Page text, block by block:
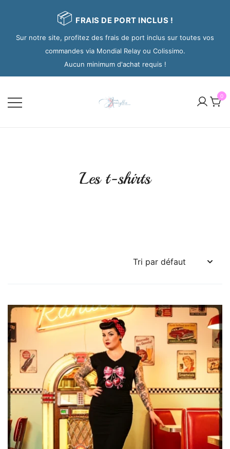
📦 FRAIS DE PORT INCLUS !
Sur notre site, profitez des frais de port inclus sur toutes vos
commandes via Mondial Relay ou Colissimo.
Aucun minimum d'achat requis !
0
Les t-shirts